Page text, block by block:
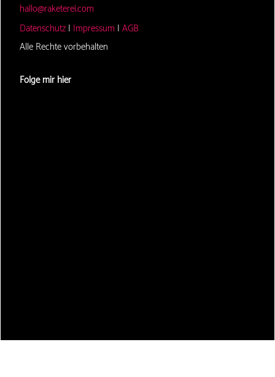
hallo@raketerei.com
Datenschutz | Impressum | AGB
Alle Rechte vorbehalten
Folge mir hier